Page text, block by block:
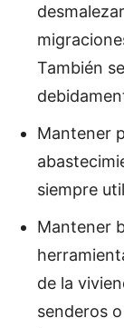
También
Mantener
siempre
Mantener
de la
senderos